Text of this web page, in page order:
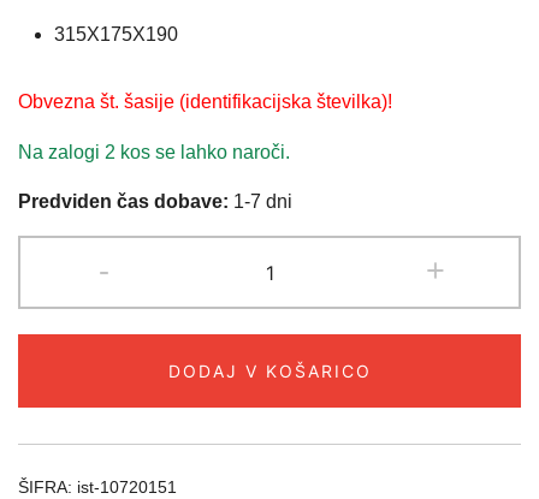
315X175X190
Obvezna št. šasije (identifikacijska številka)!
Na zalogi 2 kos se lahko naroči.
Predviden čas dobave: 1-7 dni
-
BANNER
84Ah
D+
POWER
BULL
+
DODAJ V KOŠARICO
ŠIFRA: ist-10720151